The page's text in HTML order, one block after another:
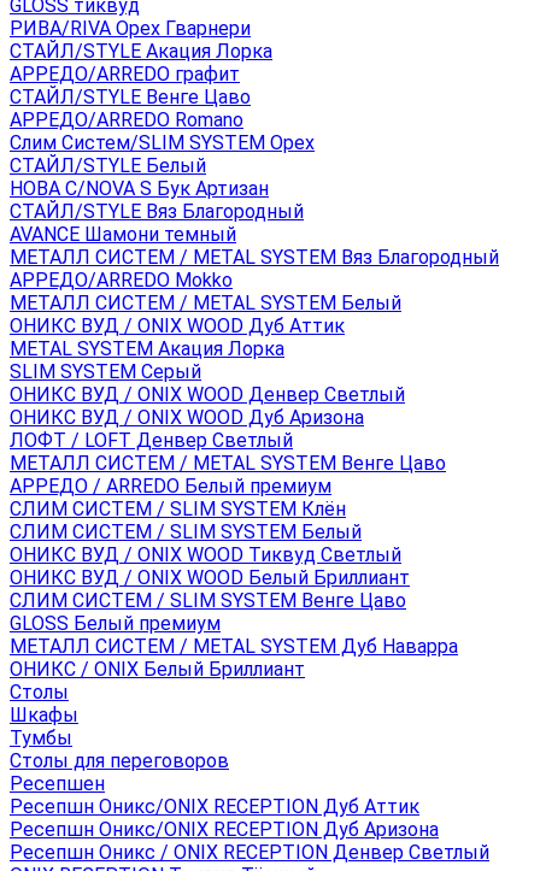
GLOSS тиквуд
РИВА/RIVA Орех Гварнери
СТАЙЛ/STYLE Акация Лорка
АРРЕДО/ARREDO графит
СТАЙЛ/STYLE Венге Цаво
АРРЕДО/ARREDO Romano
Слим Систем/SLIM SYSTEM Орех
СТАЙЛ/STYLE Белый
НОВА С/NOVA S Бук Артизан
СТАЙЛ/STYLE Вяз Благородный
AVANCE Шамони темный
МЕТАЛЛ СИСТЕМ / METAL SYSTEM Вяз Благородный
АРРЕДО/ARREDO Mokko
МЕТАЛЛ СИСТЕМ / METAL SYSTEM Белый
ОНИКС ВУД / ONIX WOOD Дуб Аттик
METAL SYSTEM Акация Лорка
SLIM SYSTEM Серый
ОНИКС ВУД / ONIX WOOD Денвер Светлый
ОНИКС ВУД / ONIX WOOD Дуб Аризона
ЛОФТ / LOFT Денвер Светлый
МЕТАЛЛ СИСТЕМ / METAL SYSTEM Венге Цаво
АРРЕДО / ARREDO Белый премиум
СЛИМ СИСТЕМ / SLIM SYSTEM Клён
СЛИМ СИСТЕМ / SLIM SYSTEM Белый
ОНИКС ВУД / ONIX WOOD Тиквуд Светлый
ОНИКС ВУД / ONIX WOOD Белый Бриллиант
СЛИМ СИСТЕМ / SLIM SYSTEM Венге Цаво
GLOSS Белый премиум
МЕТАЛЛ СИСТЕМ / METAL SYSTEM Дуб Наварра
ОНИКС / ONIX Белый Бриллиант
Столы
Шкафы
Тумбы
Столы для переговоров
Ресепшен
Ресепшн Оникс/ONIX RECEPTION Дуб Аттик
Ресепшн Оникс/ONIX RECEPTION Дуб Аризона
Ресепшн Оникс / ONIX RECEPTION Денвер Светлый